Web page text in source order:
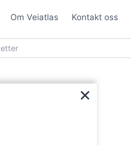
Om Veiatlas Kontakt oss